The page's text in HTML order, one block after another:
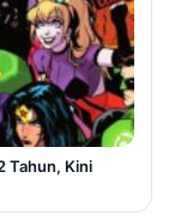
Tahun, Kini